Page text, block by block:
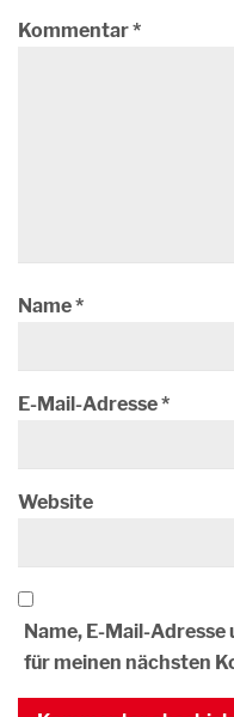
Kommentar*
Name*
E-Mail-Adresse*
Website
Name, E-Mail-
für meinen nächsten